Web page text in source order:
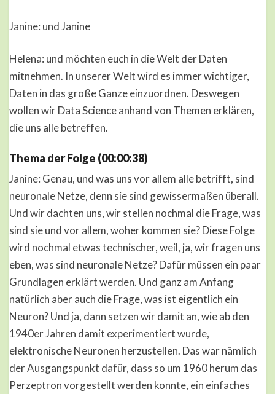
Janine: und Janine
Helena: und möchten euch in die Welt der Daten
mitnehmen. In unserer Welt wird es immer wichtiger,
Daten in das große Ganze einzuordnen. Deswegen
wollen wir Data Science anhand von Themen erklären,
die uns alle betreffen.
Thema der Folge (00:00:38)
Janine: Genau, und was uns vor allem alle betrifft, sind
neuronale Netze, denn sie sind gewissermaßen überall.
Und wir dachten uns, wir stellen nochmal die Frage, was
sind sie und vor allem, woher kommen sie? Diese Folge
wird nochmal etwas technischer, weil, ja, wir fragen uns
eben, was sind neuronale Netze? Dafür müssen ein paar
Grundlagen erklärt werden. Und ganz am Anfang
natürlich aber auch die Frage, was ist eigentlich ein
Neuron? Und ja, dann setzen wir damit an, wie ab den
1940er Jahren damit experimentiert wurde,
elektronische Neuronen herzustellen. Das war nämlich
der Ausgangspunkt dafür, dass so um 1960 herum das
Perzeptron vorgestellt werden konnte, ein einfaches